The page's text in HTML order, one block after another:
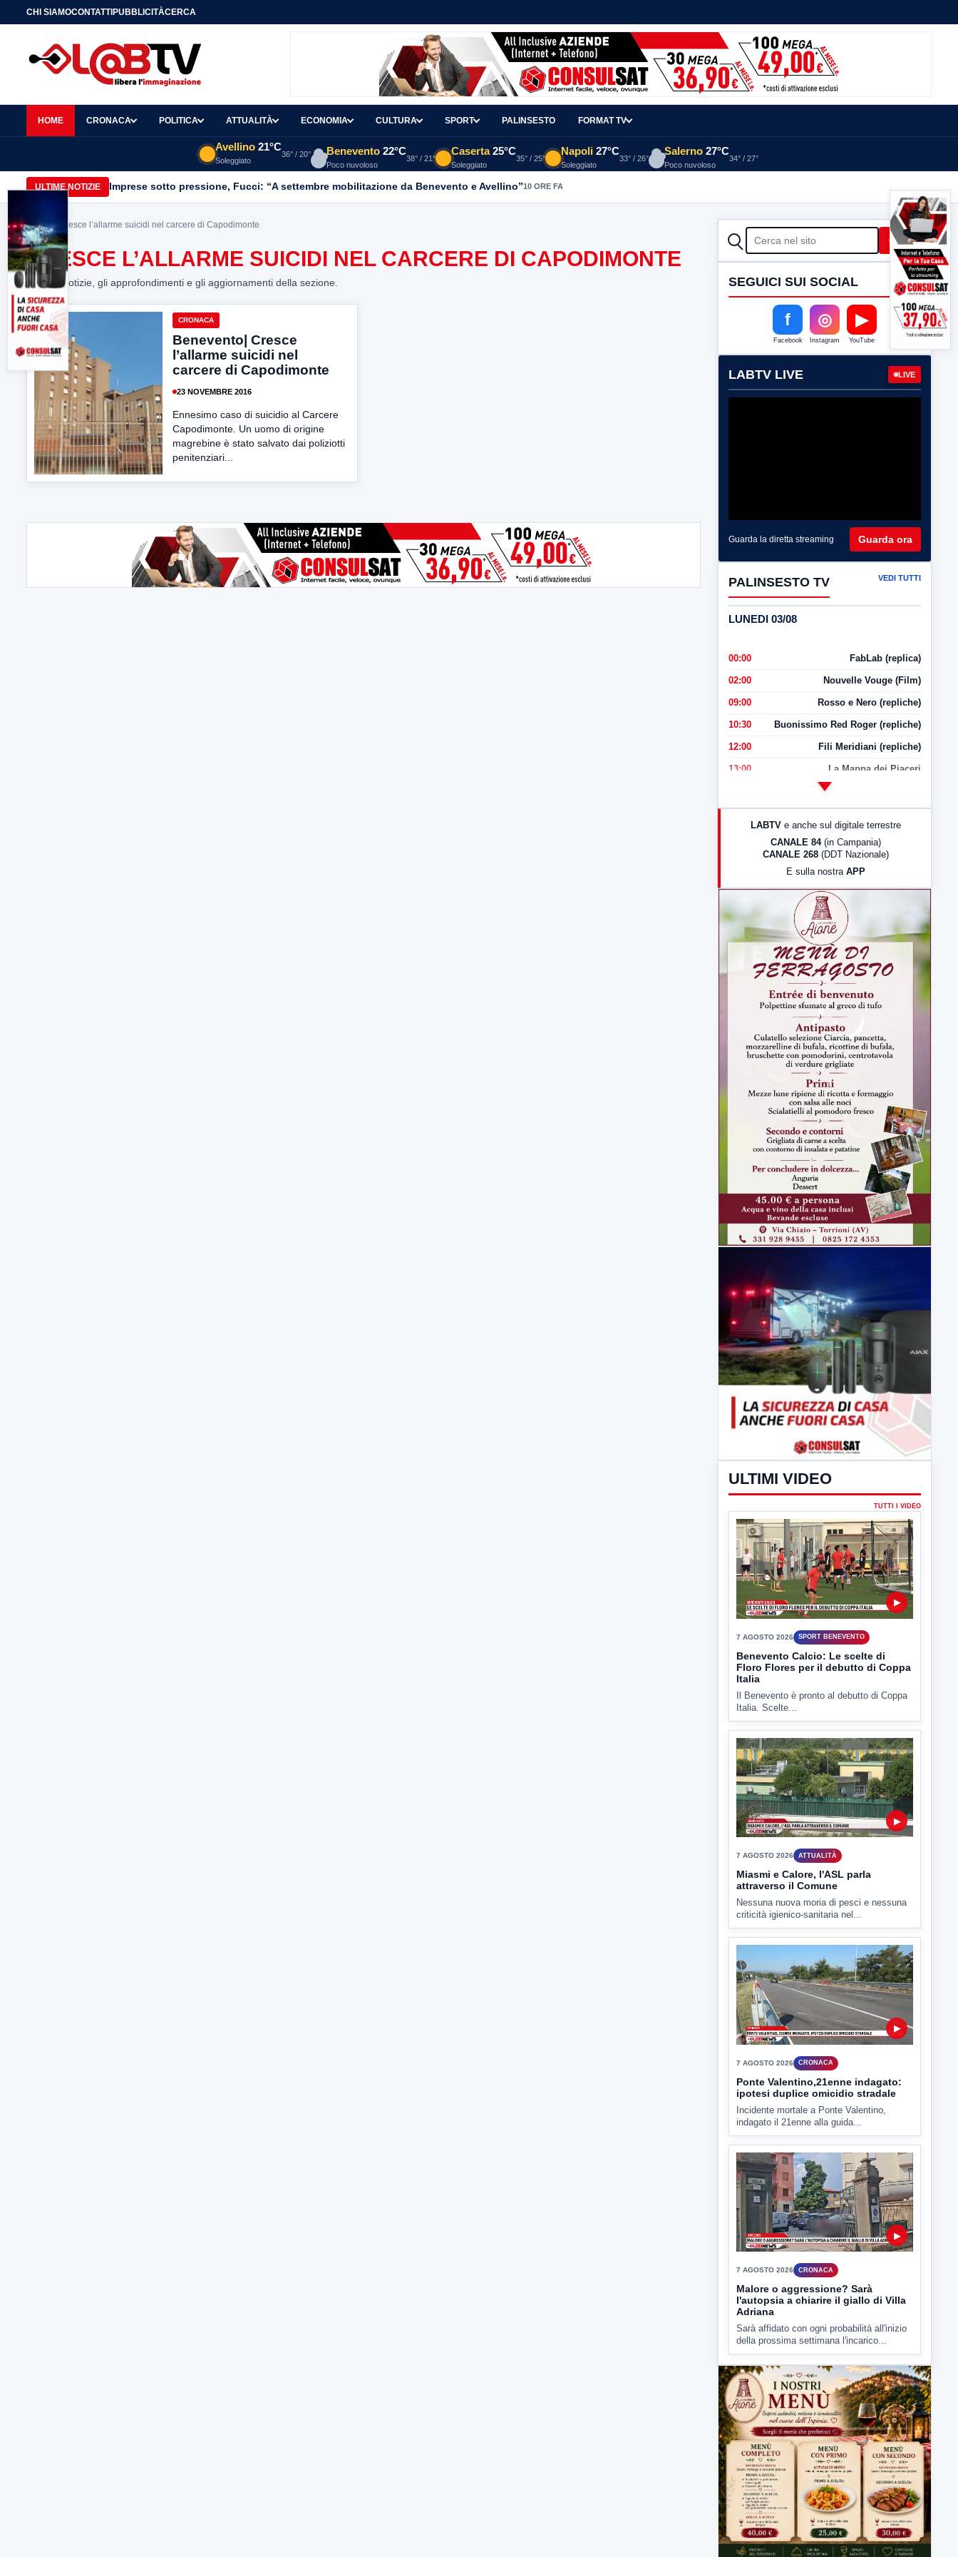
CHI SIAMOCONTATTIPUBBLICITÀCERCA
HOME CRONACA POLITICA ATTUALITÀ ECONOMIA CULTURA SPORT PALINSESTO FORMAT TV
Avellino 21°C
Soleggiato
36° / 20° Benevento 22°C
Poco nuvoloso
38° / 21°
Caserta 25°C
Soleggiato
35° / 25°
Napoli 27°C
Soleggiato
33° / 26°
Salerno 27°C
Poco nuvoloso
34° / 27°
ULTIME NOTIZIE Imprese sotto pressione, Fucci: “A settembre mobilitazione da Benevento e Avellino”10 ORE FA
Home> Cresce l’allarme suicidi nel carcere di Capodimonte
CRESCE L’ALLARME SUICIDI NEL CARCERE DI CAPODIMONTE
Tutte le notizie, gli approfondimenti e gli aggiornamenti della sezione.
CRONACA
Benevento| Cresce
l’allarme suicidi nel
carcere di Capodimonte
23 NOVEMBRE 2016
Ennesimo caso di suicidio al Carcere
Capodimonte. Un uomo di origine
magrebine è stato salvato dai poliziotti
penitenziari...
CERCA Cerca
SEGUICI SUI SOCIAL
f
Facebook
◎
Instagram
▶
YouTube
LABTV LIVE LIVE
Guarda la diretta streaming Guarda ora
PALINSESTO TV VEDI TUTTI
LUNEDI 03/08
00:00 FabLab (replica)
02:00 Nouvelle Vouge (Film)
09:00 Rosso e Nero (repliche)
10:30 Buonissimo Red Roger (repliche)
12:00 Fili Meridiani (repliche)
13:00 La Mappa dei Piaceri
LabNews (Diretta)
LabNews (replica)
LABTV e anche sul digitale terrestre
CANALE 84 (in Campania)
CANALE 268 (DDT Nazionale)
E sulla nostra APP
ULTIMI VIDEO
TUTTI I VIDEO
▶
7 AGOSTO 2026 SPORT BENEVENTO
Benevento Calcio: Le scelte di
Floro Flores per il debutto di Coppa
Italia
Il Benevento è pronto al debutto di Coppa
Italia. Scelte...
▶
7 AGOSTO 2026 ATTUALITÀ
Miasmi e Calore, l'ASL parla
attraverso il Comune
Nessuna nuova moria di pesci e nessuna
criticità igienico-sanitaria nel...
▶
7 AGOSTO 2026 CRONACA
Ponte Valentino,21enne indagato:
ipotesi duplice omicidio stradale
Incidente mortale a Ponte Valentino,
indagato il 21enne alla guida...
▶
7 AGOSTO 2026 CRONACA
Malore o aggressione? Sarà
l'autopsia a chiarire il giallo di Villa
Adriana
Sarà affidato con ogni probabilità all'inizio
della prossima settimana l'incarico...